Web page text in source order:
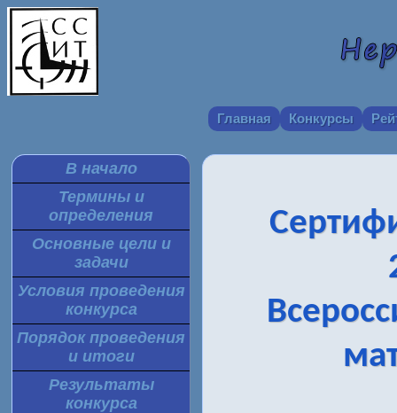
Главная Конкурсы
В начало
Термины и
определения
Основные цели и
задачи
Условия проведения
конкурса
Порядок проведения
и итоги
Результаты
конкурса